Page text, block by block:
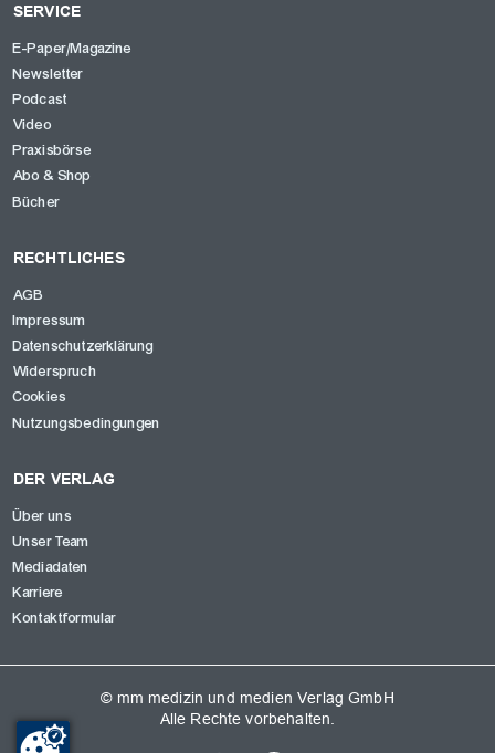
SERVICE
E-Paper/Magazine
Newsletter
Podcast
Video
Praxisbörse
Abo & Shop
Bücher
RECHTLICHES
AGB
Impressum
Datenschutzerklärung
Widerspruch
Cookies
Nutzungsbedingungen
DER VERLAG
Über uns
Unser Team
Mediadaten
Karriere
Kontaktformular
© mm medizin und medien Verlag GmbH
Alle Rechte vorbehalten.